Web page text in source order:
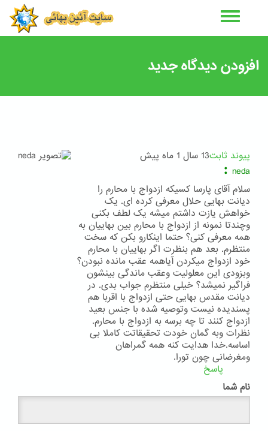
افزودن دیدگاه جدید
پیوند ثابت13 سال 1 ماه پیش
neda
:
سلام آقای پارسا کسیکه ازدواج با محارم را
دیانت بهایی حلال معرفی کرده ای. یک
خواهش یازت داشتم میشه یک لطف بکنی
وچندتا نمونه از ازدواج با محارم بین بهاییان به
همه معرفی کنی؟ حتما اینکارو بکن که سخت
منتظرم. بعد هم بنظرت اگر بهاییان با محارم
خود ازدواج میکردن آیاهمه عقب مانده نبودن؟
وبزودی این معلولیت وعقب ماندگی بینشون
فراگیر نمیشد؟ خیلی منتظرم جواب بدی. در
دیانت مقدس بهایی حتی ازدواج با اقربا هم
پسندیده نیست وتوصیه شده با جنس بعید
ازدواج کنند تا چه برسه به ازدواج با محارم.
نظرات وبه گمان خودت تحقیقاتت کاملا بی
اساسه.خدا هدایت کنه همه گمراهان
ومغرضانی چون تورا.
پاسخ
نام شما